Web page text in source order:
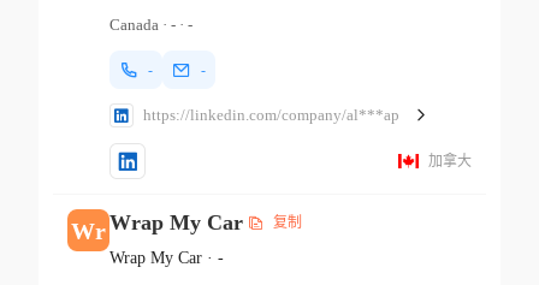
Canada· -· -
- -
https://linkedin.com/company/al***ap
加拿大
WrWrap My Car 复制
Wrap My Car· -